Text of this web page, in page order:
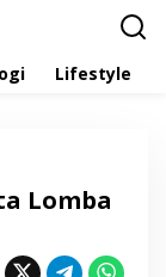
Lifestyle
Lomba